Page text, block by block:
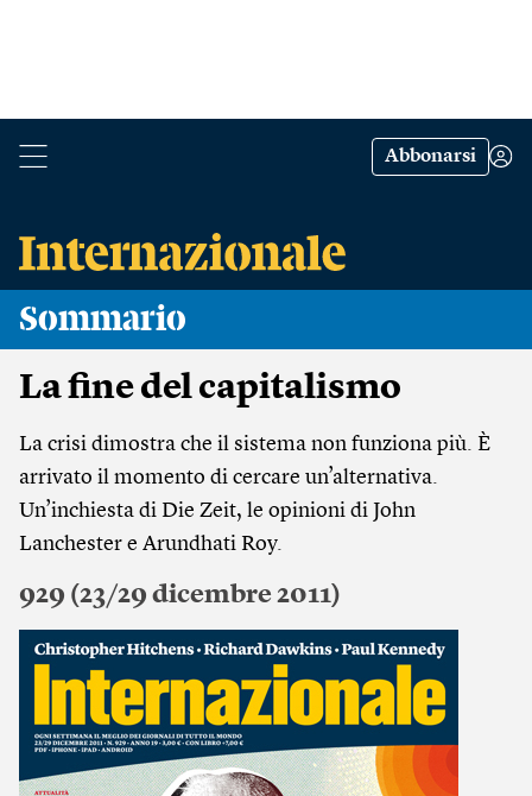
Abbonarsi
Sommario
La fine del capitalismo
La crisi dimostra che il sistema non funziona più. È
arrivato il momento di cercare un’alternativa.
Un’inchiesta di Die Zeit, le opinioni di John
Lanchester e Arundhati Roy.
929 (23/29 dicembre 2011)